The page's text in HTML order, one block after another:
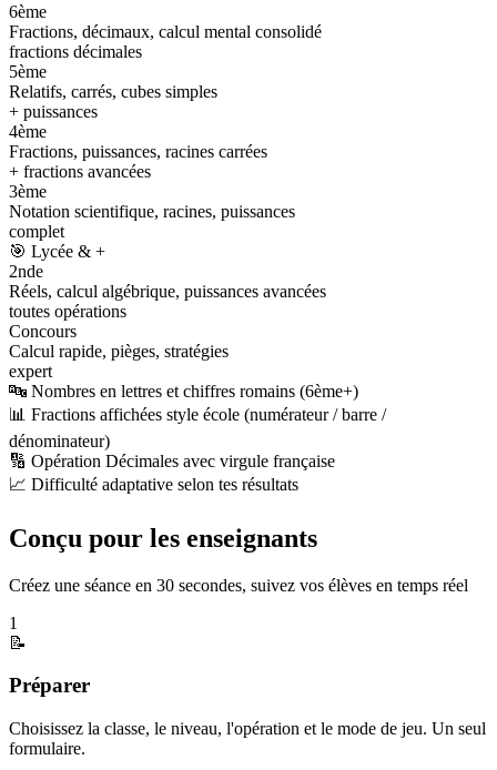
6ème
Fractions, décimaux, calcul mental consolidé
fractions décimales
5ème
Relatifs, carrés, cubes simples
+ puissances
4ème
Fractions, puissances, racines carrées
+ fractions avancées
3ème
Notation scientifique, racines, puissances
complet
🎯 Lycée & +
2nde
Réels, calcul algébrique, puissances avancées
toutes opérations
Concours
Calcul rapide, pièges, stratégies
expert
🔤 Nombres en lettres et chiffres romains (6ème+)
📊 Fractions affichées style école (numérateur / barre /
dénominateur)
🔢 Opération Décimales avec virgule française
📈 Difficulté adaptative selon tes résultats
Conçu pour les enseignants
Créez une séance en 30 secondes, suivez vos élèves en temps réel
1
📝
Préparer
Choisissez la classe, le niveau, l'opération et le mode de jeu. Un seul
formulaire.